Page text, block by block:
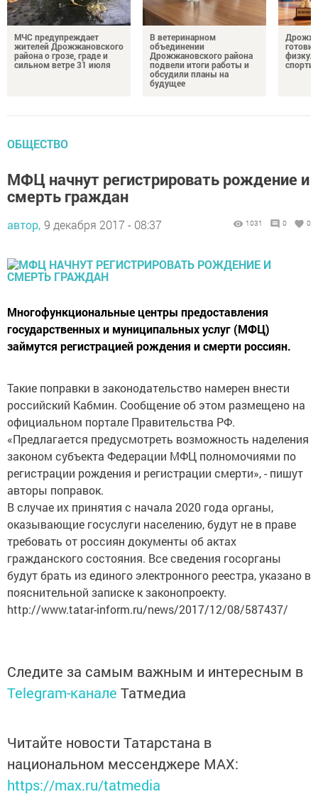
МЧС предупреждает
жителей Дрожжановского
района о грозе, граде и
сильном ветре 31 июля
В ветеринарном
объединении
Дрожжановского района
подвели итоги работы и
обсудили планы на
будущее
ОБЩЕСТВО
МФЦ начнут регистрировать рождение и
смерть граждан
автор, 9 декабря 2017 - 08:37 1031 0 0
Многофункциональные центры предоставления
государственных и муниципальных услуг (МФЦ)
займутся регистрацией рождения и смерти россиян.
Такие поправки в законодательство намерен внести
российский Кабмин. Сообщение об этом размещено на
официальном портале Правительства РФ.
«Предлагается предусмотреть возможность наделения
законом субъекта Федерации МФЦ полномочиями по
регистрации рождения и регистрации смерти», - пишут
авторы поправок.
В случае их принятия с начала 2020 года органы,
оказывающие госуслуги населению, будут не в праве
требовать от россиян документы об актах
гражданского состояния. Все сведения госорганы
будут брать из единого электронного реестра, указано в
пояснительной записке к законопроекту.
http://www.tatar-inform.ru/news/2017/12/08/587437/
Следите за самым важным и интересным в
Telegram-канале Татмедиа
Читайте новости Татарстана в
национальном мессенджере MАХ:
https://max.ru/tatmedia